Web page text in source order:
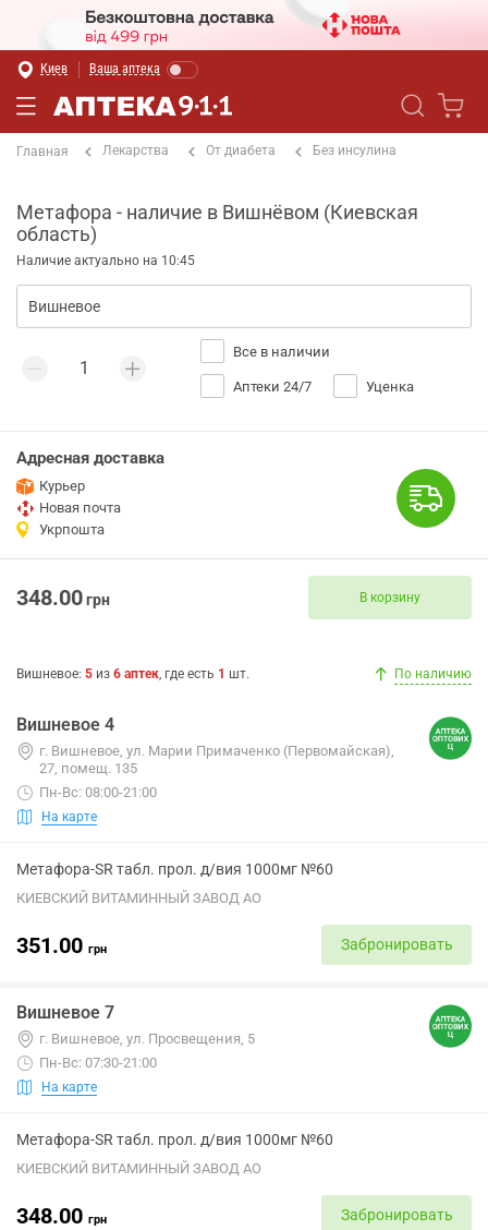
Киев Ваша аптека
Главная Лекарства От диабета Без инсулина
Метафора - наличие в Вишнёвом (Киевская
область)
Наличие актуально на 10:45
Все в наличии
Аптеки 24/7 Уценка
Адресная доставка
Курьер
Новая почта
Укрпошта
348.00грн В корзину
Вишневое: 5 из 6 аптек, где есть 1 шт. По наличию
Вишневое 4
г. Вишневое, ул. Марии Примаченко (Первомайская),
27, помещ. 135
Пн-Вс: 08:00-21:00
На карте
Метафора-SR табл. прол. д/вия 1000мг №60
КИЕВСКИЙ ВИТАМИННЫЙ ЗАВОД АО
351.00 грн Забронировать
Вишневое 7
г. Вишневое, ул. Просвещения, 5
Пн-Вс: 07:30-21:00
На карте
Метафора-SR табл. прол. д/вия 1000мг №60
КИЕВСКИЙ ВИТАМИННЫЙ ЗАВОД АО
348.00 грн Забронировать